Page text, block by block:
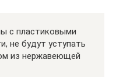
с пластиковыми
не будут уступать
из нержавеющей